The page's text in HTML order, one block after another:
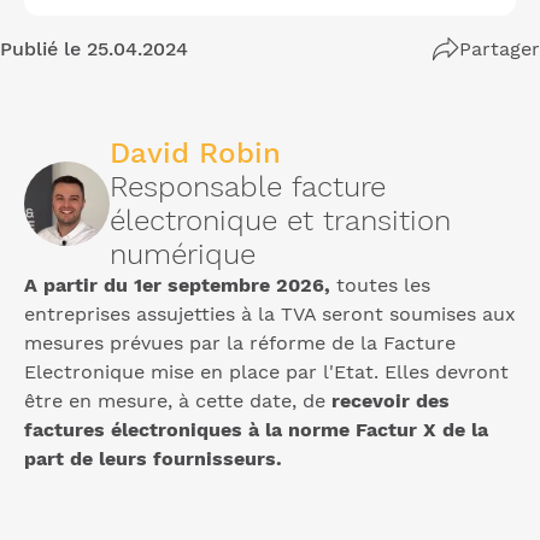
Publié le 25.04.2024 Partager
David Robin
Responsable facture
électronique et transition
numérique
A partir du 1er septembre 2026, toutes les
entreprises assujetties à la TVA seront soumises aux
mesures prévues par la réforme de la Facture
Electronique mise en place par l'Etat. Elles devront
être en mesure, à cette date, de recevoir des
factures électroniques à la norme Factur X de la
part de leurs fournisseurs.